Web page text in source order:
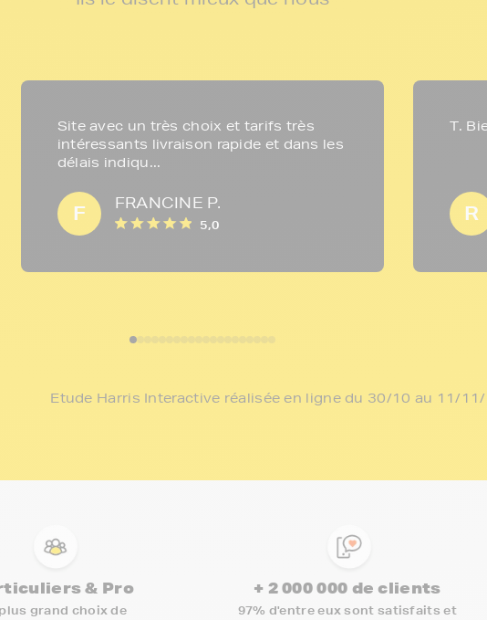
Site avec un très choix et tarifs très
intéressants livraison rapide et dans les
délais indiqu...
F FRANCINE P.
5,0
T.
R
Etude Harris Interactive réalisée en ligne du 30/10 au 11/
& Pro
grand choix de
+ 2 000 000 de clients
97% d'entre eux sont satisfaits et